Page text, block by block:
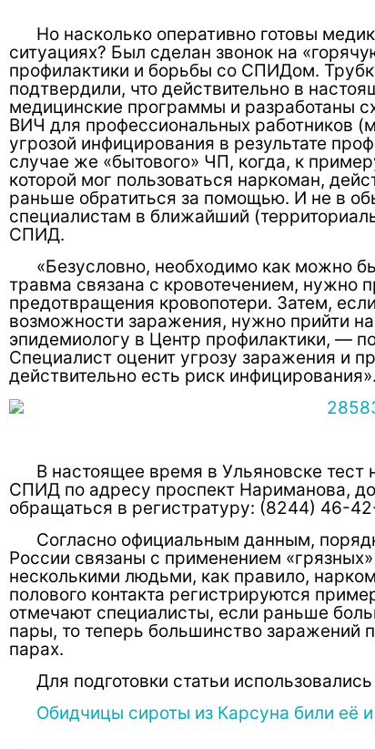
Но насколько оперативно готовы
ситуациях? Был сделан звонок на
профилактики и борьбы со СПИДом.
подтвердили, что действительно в
медицинские программы и разработаны
ВИЧ для профессиональных работников
угрозой инфицирования в результате
случае же «бытового» ЧП, когда, к
которой мог пользоваться наркоман,
раньше обратиться за помощью. И не в
специалистам в ближайший
СПИД.
«Безусловно, необходимо как можно
травма связана с кровотечением, нужно
предотвращения кровопотери. Затем,
возможности заражения, нужно прийти
эпидемиологу в Центр профилактики, —
Специалист оценит угрозу заражения и
действительно есть риск инфицирования».
В настоящее время в Ульяновске
СПИД по адресу проспект Нариманова,
обращаться в регистратуру: (8244) 46-
Согласно официальным данным,
России связаны с применением
несколькими людьми, как правило,
полового контакта регистрируются
отмечают специалисты, если раньше
пары, то теперь большинство заражений
парах.
Для подготовки статьи
Обидчицы сироты из Карсуна били её